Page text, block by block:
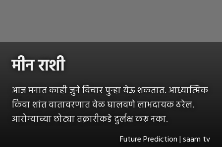
मीन राशी
आज मनात काही जुने विचार पुन्हा येऊ शकतात. आध्यात्मिक
किंवा शांत वातावरणात वेळ घालवणे लाभदायक ठरेल.
आरोग्याच्या छोट्या तक्रारीकडे दुर्लक्ष करू नका.
Future Prediction | saam tv